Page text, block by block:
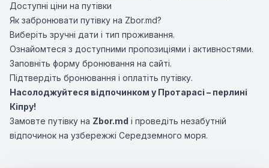
Доступні ціни на путівки
Як забронювати путівку на Zbor.md?
Виберіть зручні дати і тип проживання.
Ознайомтеся з доступними пропозиціями і активностями.
Заповніть форму бронювання на сайті.
Підтвердіть бронювання і оплатіть путівку.
Насолоджуйтеся відпочинком у Протарасі – перлині
Кіпру!
Замовте путівку на Zbor.md і проведіть незабутній
відпочинок на узбережжі Середземного моря.